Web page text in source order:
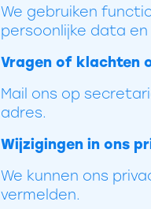
We gebruiken
persoonlijke data
Vragen of klachten
Mail ons op
adres.
Wijzigingen in ons
We kunnen ons
vermelden.